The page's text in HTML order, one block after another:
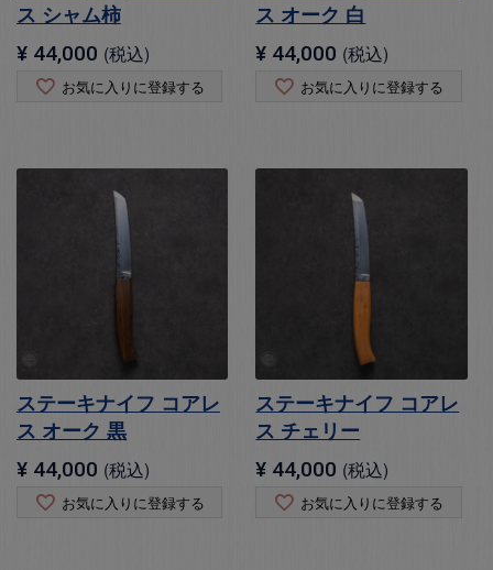
ス シャム柿
¥ 44,000 税込
お気に入りに登録する
ス オーク 白
¥ 44,000 税込
お気に入りに登録する
ステーキナイフ コアレ
ス オーク 黒
¥ 44,000 税込
お気に入りに登録する
ステーキナイフ コアレ
ス チェリー
¥ 44,000 税込
お気に入りに登録する